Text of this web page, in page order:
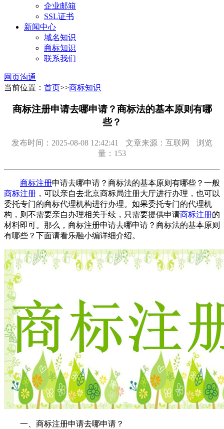
企业邮箱
SSL证书
新闻中心
域名知识
商标知识
联系我们
网页沟通
当前位置： 首页>>商标知识
商标注册申请去哪申请？商标法的基本原则有哪
些？
发布时间：2025-08-08 12:42:41 文章来源：互联网
浏览
量：153
商标注册申请去哪申请？商标法的基本原则有哪些？一般
商标注册 ，可以亲自去北京商标局注册大厅进行办理，也可以
委托专门的商标代理机构进行办理。如果委托专门的代理机
构，则不需要亲自办理相关手续，只需要提供申请商标注册的
材料即可。那么，商标注册申请去哪申请？商标法的基本原则
有哪些？下面请看乐融小编详细介绍。
一、商标注册申请去哪申请？